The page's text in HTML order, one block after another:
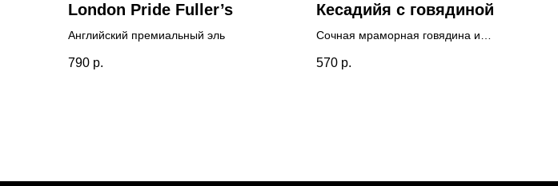
London Pride Fuller’s
Английский премиальный эль
790 р.
Кесадийя с говядиной
Сочная мраморная говядина и
лепешке. Сытная мексиканская
570 р.